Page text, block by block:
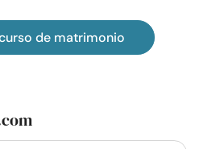
de matrimonio